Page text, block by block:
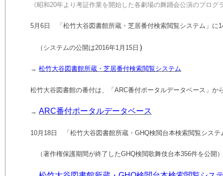
《昭和20年より考証作業を開始した各劇場の舞踊会公演のプログ
5月 6 日 「松竹大谷図書館所蔵・芝居番付検索閲覧システム」に
（システムの公開は2016年1 月 15日 ）
→ 松竹大谷図書館所蔵・芝居番付検索閲覧システム
松竹大谷図書館の番付は、「ARC番付ポータルデータベース」か
→ ARC番付ポータルデータベース
10月18日 「松竹大谷図書館所蔵・GHQ検閲台本検索閲覧システ
（著作権保護期間が終了したGHQ検閲歌舞伎台本356件を公開）